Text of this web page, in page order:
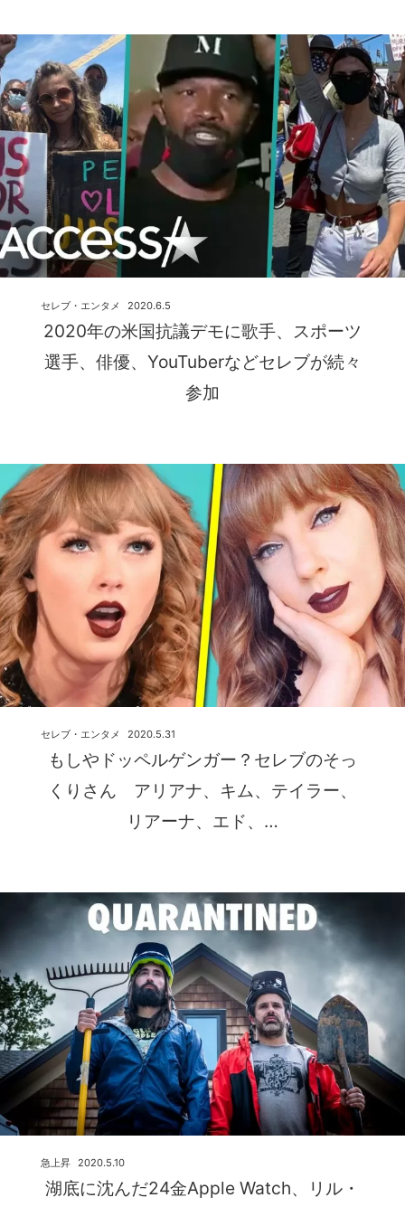
2020年の米国抗議デモに歌手、スポーツ
選手、俳優、YouTuberなどセレブが続々
参加
2020.6.5
セレブ・エンタメ
もしやドッペルゲンガー？セレブのそっ
くりさん アリアナ、キム、テイラー、
リアーナ、エド、…
2020.5.31
セレブ・エンタメ
湖底に沈んだ24金Apple Watch、リル・
2020.5.10
急上昇